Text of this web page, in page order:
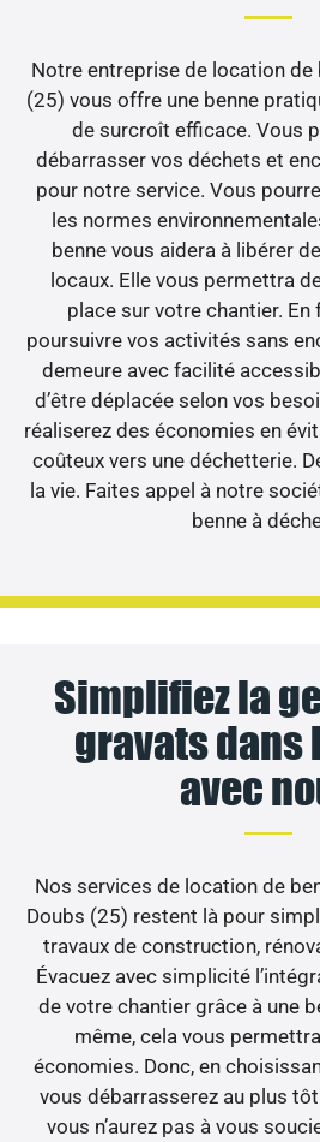
Notre entreprise de location de
(25) vous offre une benne
de surcroît efficace. Vous
débarrasser vos déchets et
pour notre service. Vous
les normes
benne vous aidera à libérer
locaux. Elle vous permettra
place sur votre chantier. En
poursuivre vos activités sans
demeure avec facilité
d’être déplacée selon vos
réaliserez des économies en
coûteux vers une déchetterie.
la vie. Faites appel à notre
benne à
Simplifiez la
gravats dans
avec
Nos services de location de
Doubs (25) restent là pour
travaux de construction,
Évacuez avec simplicité
de votre chantier grâce à une
même, cela vous
économies. Donc, en
vous débarrasserez au plus
vous n’aurez pas à vous